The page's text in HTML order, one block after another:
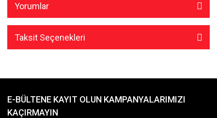
Yorumlar
Taksit Seçenekleri
E-BÜLTENE KAYIT OLUN KAMPANYALARIMIZI
KAÇIRMAYIN